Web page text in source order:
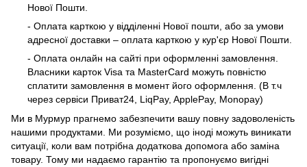
Нової Пошти.
- Оплата карткою у відділенні Нової пошти, або за умови
адресної доставки – оплата карткою у кур'єр Нової Пошти.
- Оплата онлайн на сайті при оформленні замовлення.
Власники карток Visa та MasterCard можуть повністю
сплатити замовлення в момент його оформлення. (В т.ч
через сервіси Приват24, LiqPay, ApplePay, Monopay)
Ми в Мурмур прагнемо забезпечити вашу повну задоволеність
нашими продуктами. Ми розуміємо, що іноді можуть виникати
ситуації, коли вам потрібна додаткова допомога або заміна
товару. Тому ми надаємо гарантію та пропонуємо вигідні